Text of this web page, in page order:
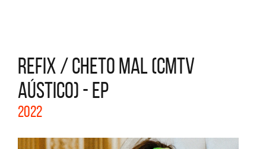
REFIX / CHETO MAL (CMTV
AÚSTICO) - EP
2022